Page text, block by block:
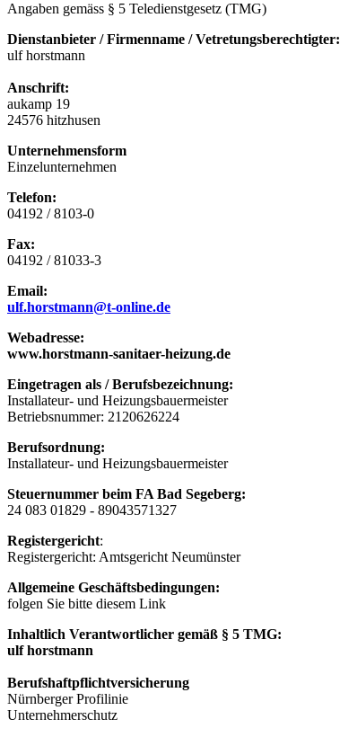
Angaben gemäss § 5 Teledienstgesetz (TMG)
Dienstanbieter /Firmenname / Vetretungsberechtigter:
ulf horstmann
Anschrift:
aukamp 19
24576 hitzhusen
Unternehmensform
Einzelunternehmen
Telefon:
04192 / 8103-0
Fax:
04192 / 81033-3
Email:
ulf.horstmann@t-online.de
Webadresse:
www.horstmann-sanitaer-heizung.de
Eingetragen als / Berufsbezeichnung:
Installateur- und Heizungsbauermeister
Betriebsnummer: 2120626224
Berufsordnung:
Installateur- und Heizungsbauermeister
Steuernummer beim FA Bad Segeberg:
24 083 01829 - 89043571327
Registergericht:
Registergericht: Amtsgericht Neumünster
Allgemeine Geschäftsbedingungen:
folgen Sie bitte diesem Link
Inhaltlich Verantwortlicher gemäß § 5 TMG:
ulf horstmann
Berufshaftpflichtversicherung
Nürnberger Profilinie
Unternehmerschutz